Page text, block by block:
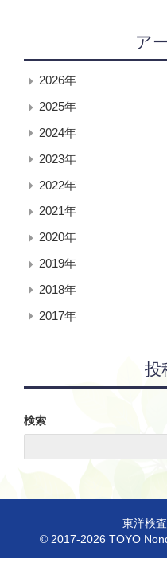
ア
2026年
2025年
2024年
2023年
2022年
2021年
2020年
2019年
2018年
2017年
投
検索
東洋検
© 2017-2026 TOYO